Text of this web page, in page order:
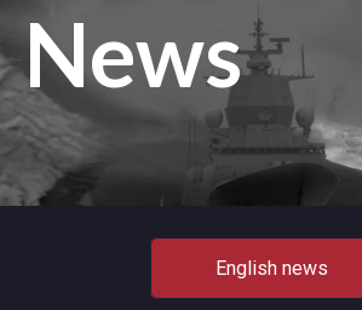
News
English news